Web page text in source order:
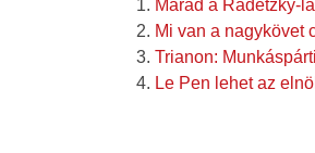
Marad a Radetzky-
Mi van a nagykövet
Trianon:
Le Pen lehet az